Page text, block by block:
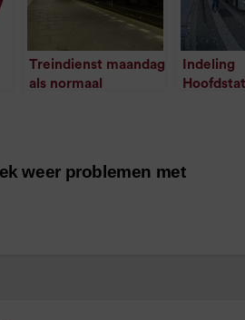
Treindienst maandag
als normaal
Indeling
weer problemen met